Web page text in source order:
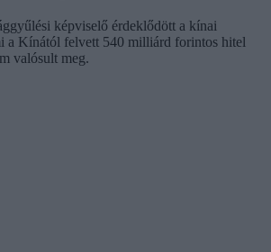
képviselő érdeklődött a kínai
a Kínától felvett 540 milliárd forintos hitel
valósult meg.